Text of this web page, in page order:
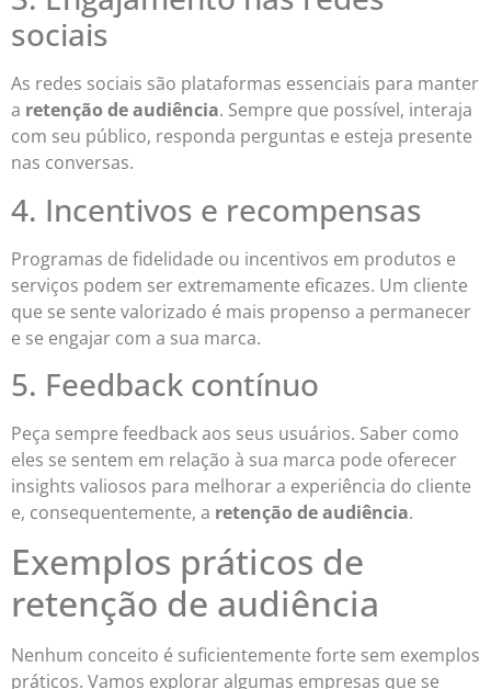
sociais
As redes sociais são plataformas essenciais para manter
a retenção de audiência. Sempre que possível, interaja
com seu público, responda perguntas e esteja presente
nas conversas.
4. Incentivos e recompensas
Programas de fidelidade ou incentivos em produtos e
serviços podem ser extremamente eficazes. Um cliente
que se sente valorizado é mais propenso a permanecer
e se engajar com a sua marca.
5. Feedback contínuo
Peça sempre feedback aos seus usuários. Saber como
eles se sentem em relação à sua marca pode oferecer
insights valiosos para melhorar a experiência do cliente
e, consequentemente, a retenção de audiência.
Exemplos práticos de
retenção de audiência
Nenhum conceito é suficientemente forte sem exemplos
práticos. Vamos explorar algumas empresas que se